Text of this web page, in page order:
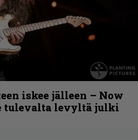
iskee jälleen – Now
tulevalta levyltä julki